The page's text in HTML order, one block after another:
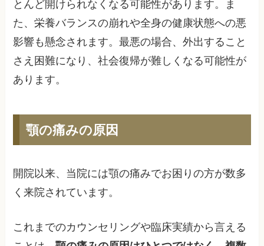
とんど開けられなくなる可能性があります。ま
た、栄養バランスの崩れや全身の健康状態への悪
影響も懸念されます。最悪の場合、外出すること
さえ困難になり、社会復帰が難しくなる可能性が
あります。
顎の痛みの原因
開院以来、当院には顎の痛みでお困りの方が数多
く来院されています。
これまでのカウンセリングや臨床実績から言える